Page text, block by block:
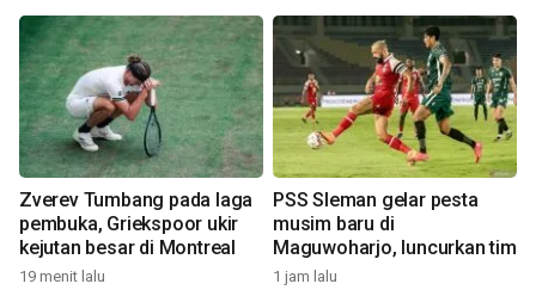
Zverev Tumbang pada laga
pembuka, Griekspoor ukir
kejutan besar di Montreal
19 menit lalu
PSS Sleman gelar pesta
musim baru di
Maguwoharjo, luncurkan tim
1 jam lalu